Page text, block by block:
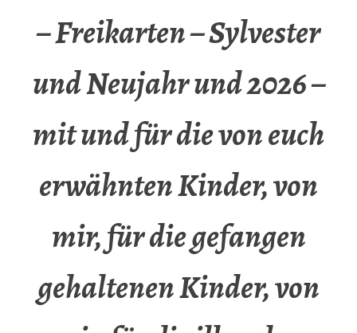
– Freikarten – Sylvester
und Neujahr und 2026 –
mit und für die von euch
erwähnten Kinder, von
mir, für die gefangen
gehaltenen Kinder, von